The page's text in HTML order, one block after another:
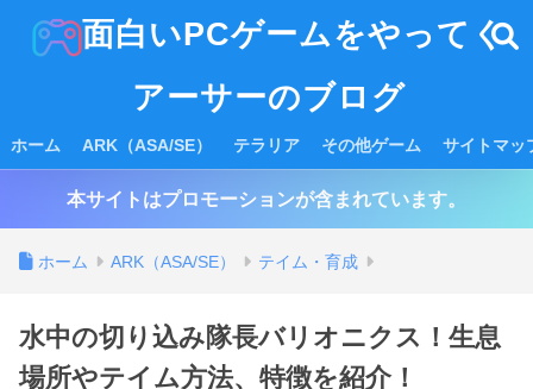
面白いPCゲームをやってく
アーサーのブログ
ホーム ARK（ASA/SE） テラリア その他ゲーム サイトマッ
本サイトはプロモーションが含まれています。
ホーム ARK（ASA/SE） テイム・育成
水中の切り込み隊長バリオニクス！生息
場所やテイム方法、特徴を紹介！